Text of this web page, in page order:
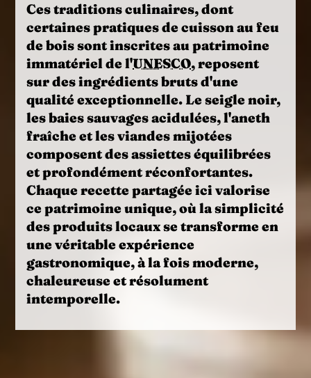
Ces traditions culinaires, dont
certaines pratiques de cuisson au feu
de bois sont inscrites au patrimoine
immatériel de l'UNESCO, reposent
sur des ingrédients bruts d'une
qualité exceptionnelle. Le seigle noir,
les baies sauvages acidulées, l'aneth
fraîche et les viandes mijotées
composent des assiettes équilibrées
et profondément réconfortantes.
Chaque recette partagée ici valorise
ce patrimoine unique, où la simplicité
des produits locaux se transforme en
une véritable expérience
gastronomique, à la fois moderne,
chaleureuse et résolument
intemporelle.